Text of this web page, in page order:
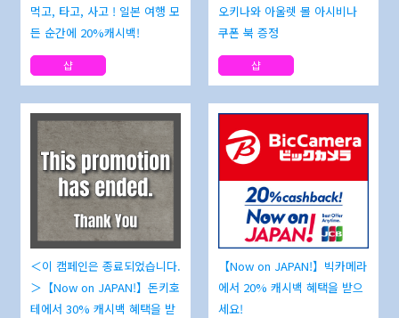
먹고, 타고, 사고 ! 일본 여행 모
든 순간에 20%캐시백!
샵
오키나와 아울렛 몰 아시비나
쿠폰 북 증정
샵
＜이 캠페인은 종료되었습니다.
＞【Now on JAPAN!】돈키호
테에서 30% 캐시백 혜택을 받
【Now on JAPAN!】빅카메라
에서 20% 캐시백 혜택을 받으
세요!